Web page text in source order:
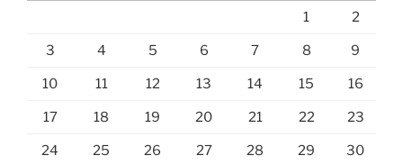
1 2
3 4 5 6 7 8 9
10 11 12 13 14 15 16
17 18 19 20 21 22 23
24 25 26 27 28 29 30